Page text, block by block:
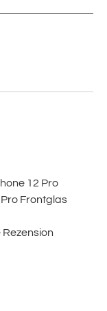
12 Pro
Frontglas
Rezension